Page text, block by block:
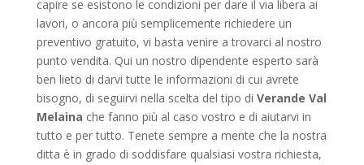
capire se esistono le condizioni per dare il via libera ai
lavori, o ancora più semplicemente richiedere un
preventivo gratuito, vi basta venire a trovarci al nostro
punto vendita. Qui un nostro dipendente esperto sarà
ben lieto di darvi tutte le informazioni di cui avrete
bisogno, di seguirvi nella scelta del tipo di Verande Val
Melaina che fanno più al caso vostro e di aiutarvi in
tutto e per tutto. Tenete sempre a mente che la nostra
ditta è in grado di soddisfare qualsiasi vostra richiesta,